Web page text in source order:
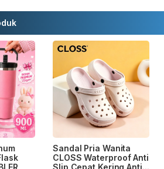
Sandal Pria Wanita
CLOSS Waterproof Anti
Slip Cepat Kering Anti...